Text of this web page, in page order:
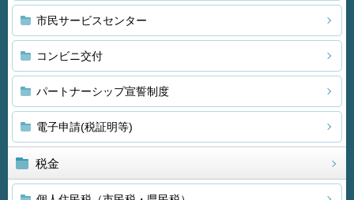
市民サービスセンター
コンビニ交付
パートナーシップ宣誓制度
電子申請(税証明等)
税金